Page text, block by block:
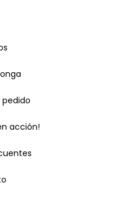
pedido
acción!